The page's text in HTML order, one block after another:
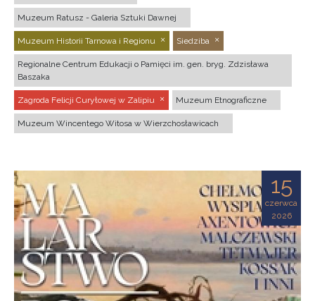
Muzeum Ratusz - Galeria Sztuki Dawnej
Muzeum Historii Tarnowa i Regionu Siedziba
Regionalne Centrum Edukacji o Pamięci im. gen. bryg. Zdzisława
Baszaka
Zagroda Felicji Curyłowej w Zalipiu Muzeum Etnograficzne
Muzeum Wincentego Witosa w Wierzchosławicach
15
czerwca
2026